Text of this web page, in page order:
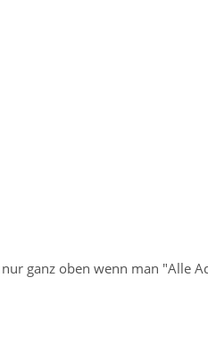
ganz oben wenn man "Alle